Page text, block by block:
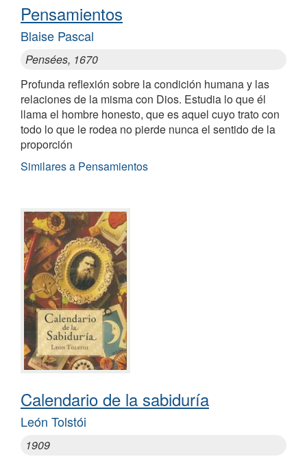
Pensamientos
Blaise Pascal
Pensées, 1670
Profunda reflexión sobre la condición humana y las
relaciones de la misma con Dios. Estudia lo que él
llama el hombre honesto, que es aquel cuyo trato con
todo lo que le rodea no pierde nunca el sentido de la
proporción
Similares a Pensamientos
Calendario de la sabiduría
León Tolstói
1909